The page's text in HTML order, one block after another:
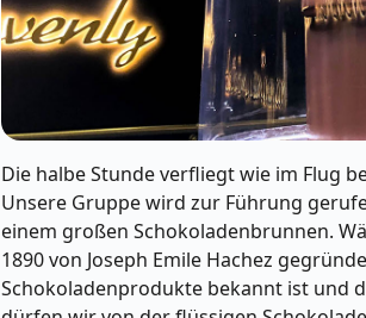
Die halbe Stunde verfliegt wie im Flug
Unsere Gruppe wird zur Führung
einem großen Schokoladenbrunnen.
1890 von Joseph Emile Hachez
Schokoladenprodukte bekannt ist und